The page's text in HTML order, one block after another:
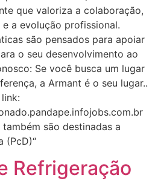
que valoriza a colaboração,
a evolução profissional.
são pensados para apoiar
o seu desenvolvimento ao
Se você busca um lugar
a Armant é o seu lugar..
também são destinadas a
(PcD)“
Refrigeração